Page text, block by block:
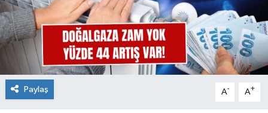
Paylaş A- A+